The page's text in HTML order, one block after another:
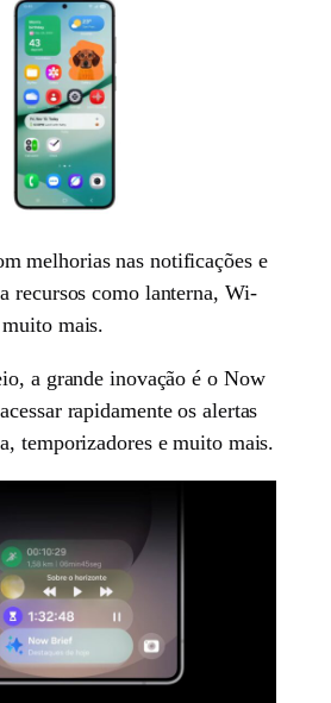
melhorias nas notificações e
recursos como lanterna, Wi-
mais.
a grande inovação é o Now
rapidamente os alertas
temporizadores e muito mais.